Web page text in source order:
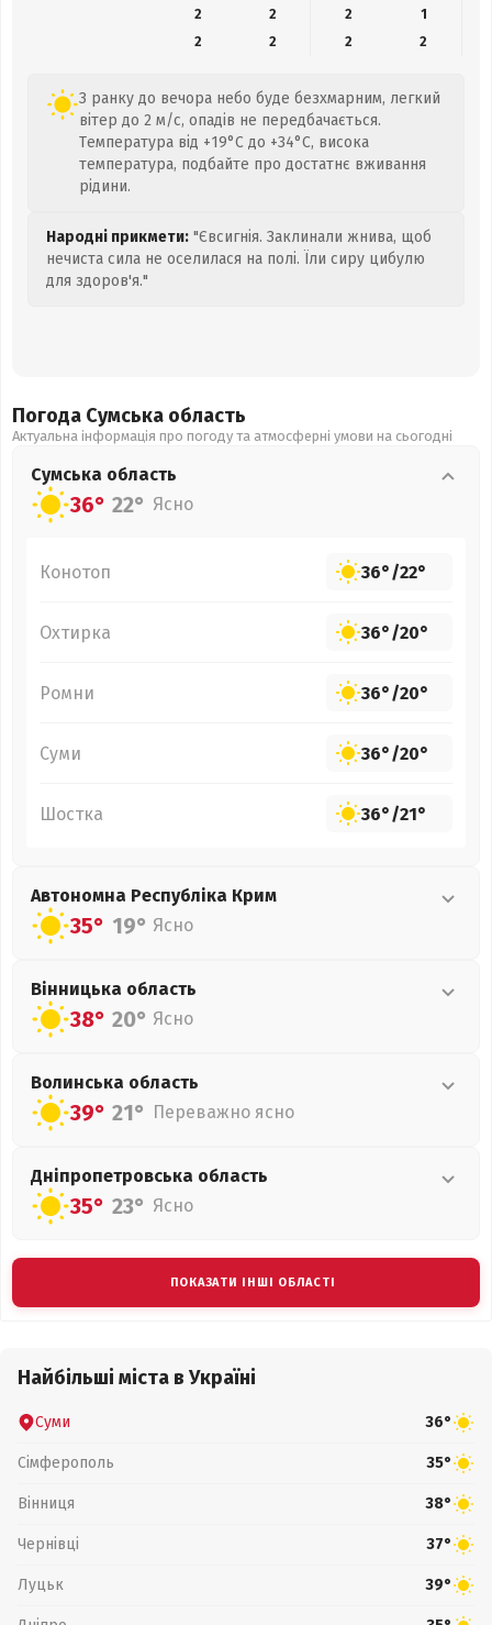
2
2 2
1
2
2 2 2
З ранку до вечора небо буде безхмарним, легкий
вітер до 2 м/с, опадів не передбачається.
Температура від +19°C до +34°C, висока
температура, подбайте про достатнє вживання
рідини.
Народні прикмети: "Євсигнія. Заклинали жнива, щоб
нечиста сила не оселилася на полі. Їли сиру цибулю
для здоров'я."
Погода Сумська область
Актуальна інформація про погоду та атмосферні умови на сьогодні
Сумська область
36° 22° Ясно
Конотоп 36°/22°
Охтирка 36°/20°
Ромни 36°/20°
Суми 36°/20°
Шостка 36°/21°
Автономна Республіка Крим
35° 19° Ясно
Вінницька область
38° 20° Ясно
Волинська область
39° 21° Переважно ясно
Дніпропетровська область
35° 23° Ясно
ПОКАЗАТИ ІНШІ ОБЛАСТІ
Найбільші міста в Україні
Суми 36°
Сімферополь 35°
Вінниця 38°
Чернівці 37°
Луцьк 39°